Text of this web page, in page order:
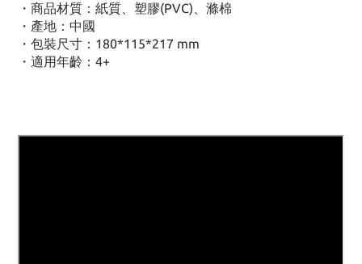
・ 商品材質：紙質、塑膠(PVC)、滌棉
・ 產地：中國
・ 包裝尺寸：180*115*217 mm
・ 適用年齡：4+